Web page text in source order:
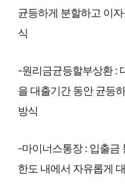
균등하게 분할하고 이
식
-원리금균등할부상환 :
을 대출기간 동안 균등
방식
-마이너스통장 : 입출금
한도 내에서 자유롭게